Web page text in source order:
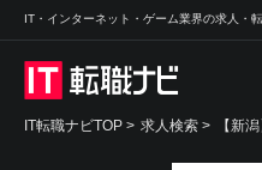
IT・インターネット・ゲーム業界の求人・
IT転職ナビTOP > 求人検索 > 【新